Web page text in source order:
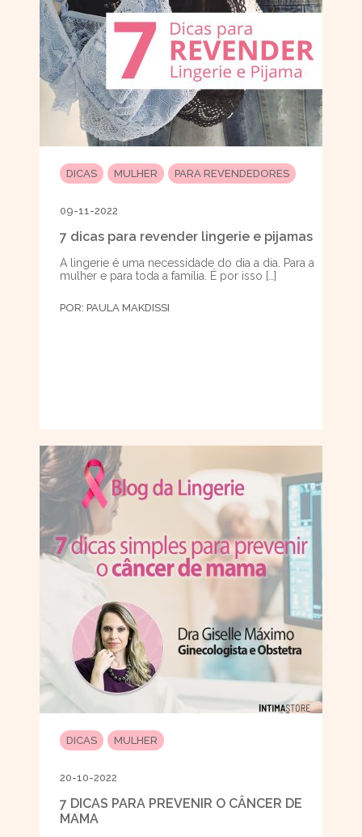
DICAS MULHER PARA REVENDEDORES
09-11-2022
7 dicas para revender lingerie e pijamas
A lingerie é uma necessidade do dia a dia. Para a
mulher e para toda a família. É por isso […]
POR: PAULA MAKDISSI
DICAS MULHER
20-10-2022
7 DICAS PARA PREVENIR O CÂNCER DE
MAMA